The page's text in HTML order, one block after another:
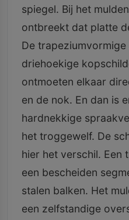
spiegel. Bij het
ontbreekt dat platte
De trapeziumvormige
driehoekige
ontmoeten elkaar
en de nok. En dan is
hardnekkige
het troggewelf. De
hier het verschil. Een
een bescheiden
stalen balken. Het
een zelfstandige